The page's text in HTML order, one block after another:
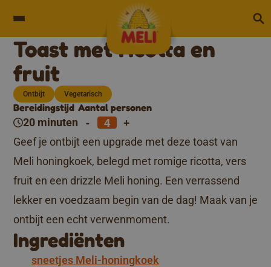
Toast met ricotta en
fruit
Ontbijt Vegetarisch
Bereidingstijd
20 minuten
Aantal personen
- +
Geef je ontbijt een upgrade met deze toast van
Meli honingkoek, belegd met romige ricotta, vers
fruit en een drizzle Meli honing. Een verrassend
lekker en voedzaam begin van de dag! Maak van je
ontbijt een echt verwenmoment.
Ingrediënten
sneetjes Meli-honingkoek